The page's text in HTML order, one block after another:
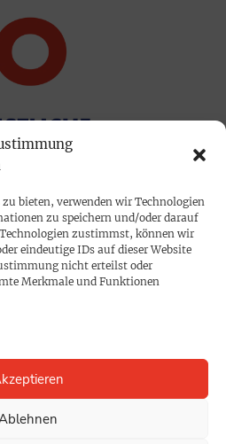
bieten, verwenden wir Technologien
zu speichern und/oder darauf
zustimmst, können wir
eindeutige IDs auf dieser Website
nicht erteilst oder
Merkmale und Funktionen